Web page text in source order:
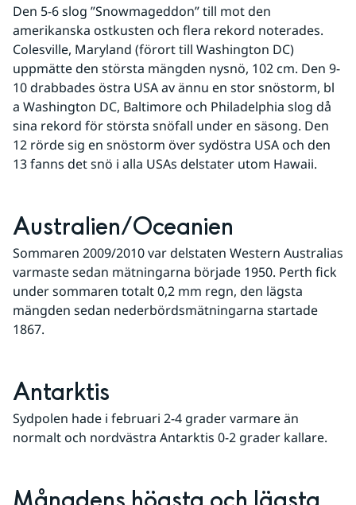
Den 5-6 slog ”Snowmageddon” till mot den
amerikanska ostkusten och flera rekord noterades.
Colesville, Maryland (förort till Washington DC)
uppmätte den största mängden nysnö, 102 cm. Den 9-
10 drabbades östra USA av ännu en stor snöstorm, bl
a Washington DC, Baltimore och Philadelphia slog då
sina rekord för största snöfall under en säsong. Den
12 rörde sig en snöstorm över sydöstra USA och den
13 fanns det snö i alla USAs delstater utom Hawaii.
Australien/Oceanien
Sommaren 2009/2010 var delstaten Western Australias
varmaste sedan mätningarna började 1950. Perth fick
under sommaren totalt 0,2 mm regn, den lägsta
mängden sedan nederbördsmätningarna startade
1867.
Antarktis
Sydpolen hade i februari 2-4 grader varmare än
normalt och nordvästra Antarktis 0-2 grader kallare.